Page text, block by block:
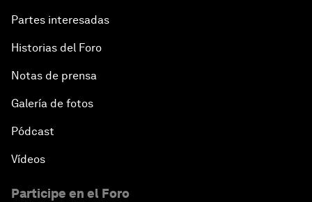
Partes interesadas
Historias del Foro
Notas de prensa
Galería de fotos
Pódcast
Vídeos
Participe en el Foro